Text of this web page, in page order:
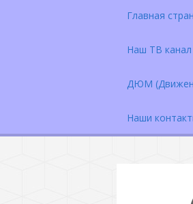
Главная
Наш ТВ канал
ДЮМ
Наши